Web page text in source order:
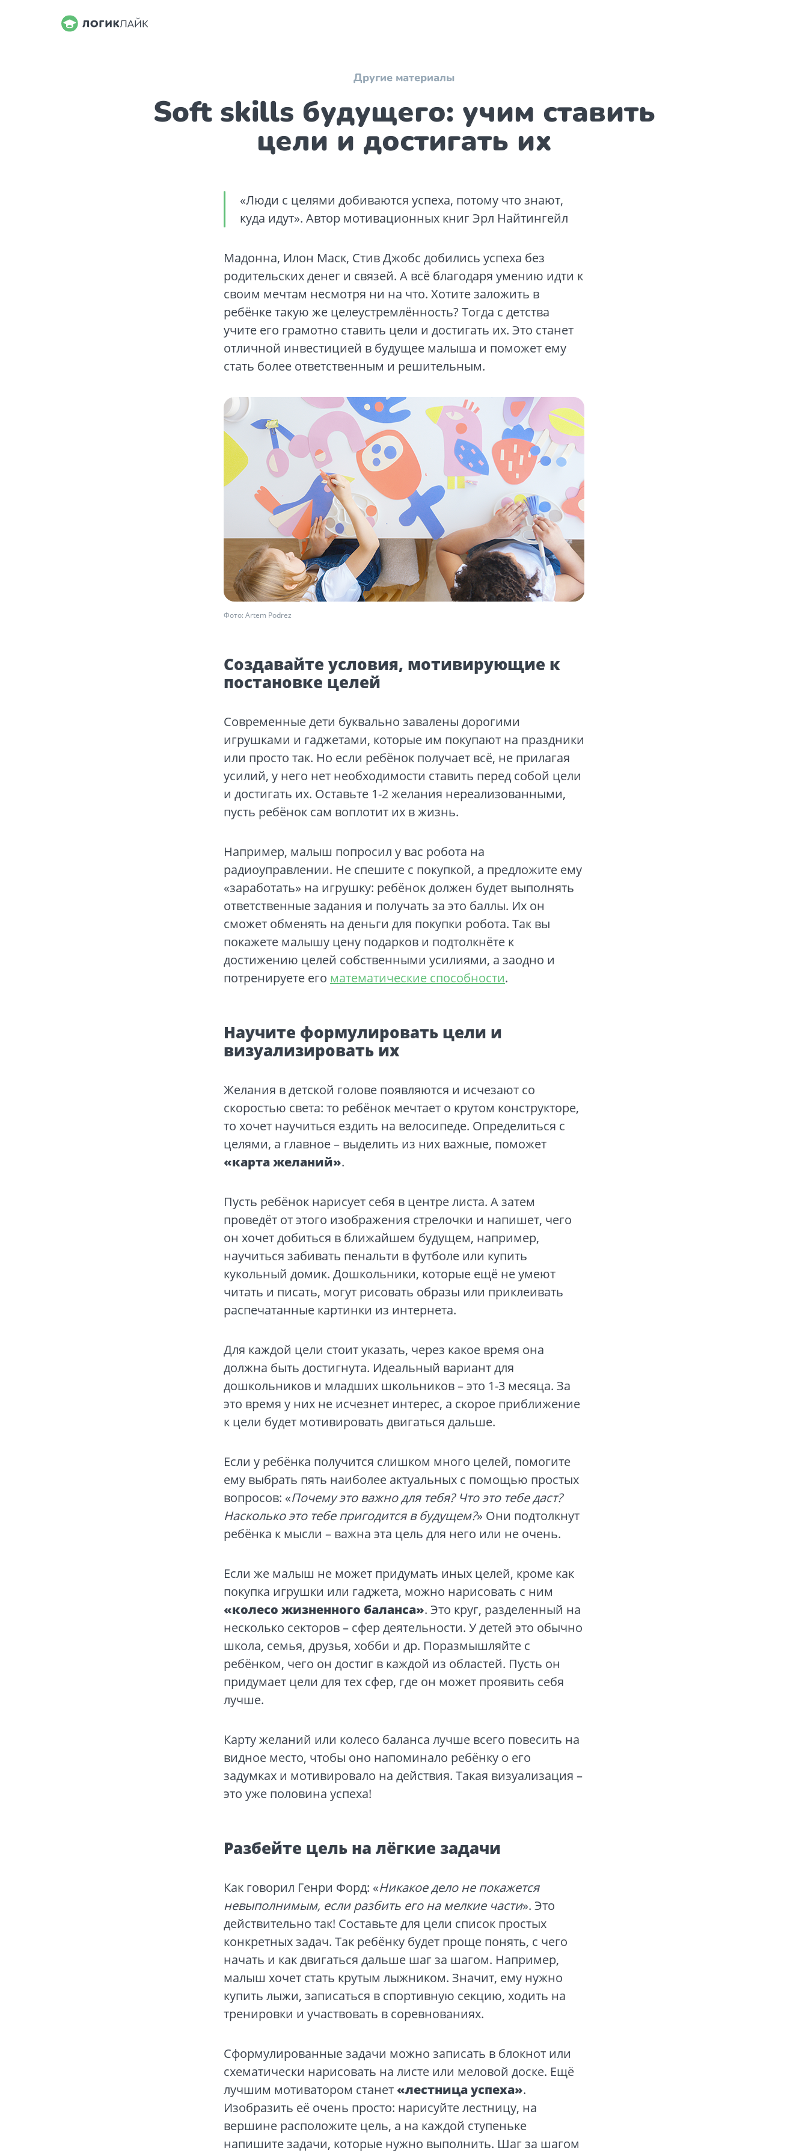
Другие материалы
Soft skills будущего: учим ставить
цели и достигать их
«Люди с целями добиваются успеха, потому что знают,
куда идут». Автор мотивационных книг Эрл Найтингейл
Мадонна, Илон Маск, Стив Джобс добились успеха без
родительских денег и связей. А всё благодаря умению идти к
своим мечтам несмотря ни на что. Хотите заложить в
ребёнке такую же целеустремлённость? Тогда с детства
учите его грамотно ставить цели и достигать их. Это станет
отличной инвестицией в будущее малыша и поможет ему
стать более ответственным и решительным.
Фото: Artem Podrez
Создавайте условия, мотивирующие к
постановке целей
Современные дети буквально завалены дорогими
игрушками и гаджетами, которые им покупают на праздники
или просто так. Но если ребёнок получает всё, не прилагая
усилий, у него нет необходимости ставить перед собой цели
и достигать их. Оставьте 1-2 желания нереализованными,
пусть ребёнок сам воплотит их в жизнь.
Например, малыш попросил у вас робота на
радиоуправлении. Не спешите с покупкой, а предложите ему
«заработать» на игрушку: ребёнок должен будет выполнять
ответственные задания и получать за это баллы. Их он
сможет обменять на деньги для покупки робота. Так вы
покажете малышу цену подарков и подтолкнёте к
достижению целей собственными усилиями, а заодно и
потренируете его математические способности.
Научите формулировать цели и
визуализировать их
Желания в детской голове появляются и исчезают со
скоростью света: то ребёнок мечтает о крутом конструкторе,
то хочет научиться ездить на велосипеде. Определиться с
целями, а главное – выделить из них важные, поможет
«карта желаний».
Пусть ребёнок нарисует себя в центре листа. А затем
проведёт от этого изображения стрелочки и напишет, чего
он хочет добиться в ближайшем будущем, например,
научиться забивать пенальти в футболе или купить
кукольный домик. Дошкольники, которые ещё не умеют
читать и писать, могут рисовать образы или приклеивать
распечатанные картинки из интернета.
Для каждой цели стоит указать, через какое время она
должна быть достигнута. Идеальный вариант для
дошкольников и младших школьников – это 1-3 месяца. За
это время у них не исчезнет интерес, а скорое приближение
к цели будет мотивировать двигаться дальше.
Если у ребёнка получится слишком много целей, помогите
ему выбрать пять наиболее актуальных с помощью простых
вопросов: «Почему это важно для тебя? Что это тебе даст?
Насколько это тебе пригодится в будущем?» Они подтолкнут
ребёнка к мысли – важна эта цель для него или не очень.
Если же малыш не может придумать иных целей, кроме как
покупка игрушки или гаджета, можно нарисовать с ним
«колесо жизненного баланса». Это круг, разделенный на
несколько секторов – сфер деятельности. У детей это обычно
школа, семья, друзья, хобби и др. Поразмышляйте с
ребёнком, чего он достиг в каждой из областей. Пусть он
придумает цели для тех сфер, где он может проявить себя
лучше.
Карту желаний или колесо баланса лучше всего повесить на
видное место, чтобы оно напоминало ребёнку о его
задумках и мотивировало на действия. Такая визуализация –
это уже половина успеха!
Разбейте цель на лёгкие задачи
Как говорил Генри Форд: «Никакое дело не покажется
невыполнимым, если разбить его на мелкие части». Это
действительно так! Составьте для цели список простых
конкретных задач. Так ребёнку будет проще понять, с чего
начать и как двигаться дальше шаг за шагом. Например,
малыш хочет стать крутым лыжником. Значит, ему нужно
купить лыжи, записаться в спортивную секцию, ходить на
тренировки и участвовать в соревнованиях.
Сформулированные задачи можно записать в блокнот или
схематически нарисовать на листе или меловой доске. Ещё
лучшим мотиватором станет«лестница успеха».
Изобразить её очень просто: нарисуйте лестницу, на
вершине расположите цель, а на каждой ступеньке
напишите задачи, которые нужно выполнить. Шаг за шагом